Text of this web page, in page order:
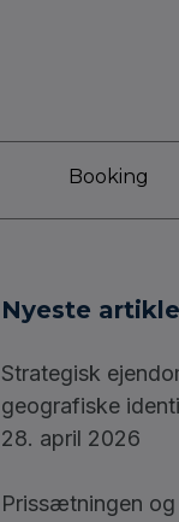
Booking
Nyeste
Strategisk
geografiske
28. april 2026
Prissætningen